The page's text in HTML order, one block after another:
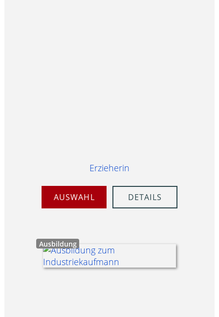
Erzieherin
AUSWAHL DETAILS
Ausbildung